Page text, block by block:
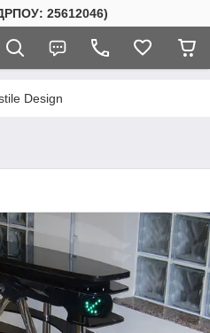
25612046)
Design